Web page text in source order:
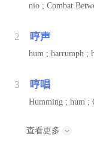
nio ; Combat
2 哼声
hum ; harrumph ;
3 哼唱
Humming ; hum ;
查看更多